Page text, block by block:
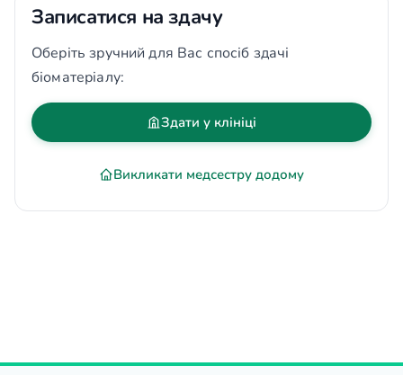
Записатися на здачу
Оберіть зручний для Вас спосіб здачі
біоматеріалу:
Здати у клініці
Викликати медсестру додому